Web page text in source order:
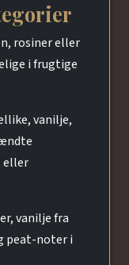
rosiner eller
i frugtige
vanilje,
eller
vanilje fra
peat-noter i